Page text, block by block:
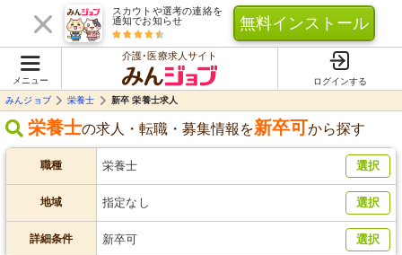
スカウトや選考の連絡を
通知でお知らせ
無料インストール
メニュー
介護･医療求人サイト
ログインする
みんジョブ
栄養士 新卒 栄養士求人
栄養士の求人・転職・募集情報を新卒可から探す
職種 栄養士 選択
地域 指定なし 選択
詳細条件 新卒可 選択